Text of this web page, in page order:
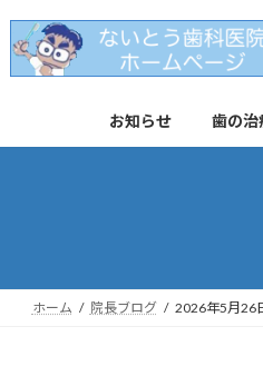
お知らせ 歯の治
ホーム 院長ブログ 2026年5月26